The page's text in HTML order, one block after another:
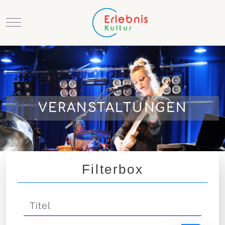
Mobile Menu Toggle
VERANSTALTUNGEN
Filterbox